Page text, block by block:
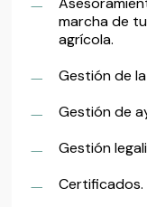
marcha de
agrícola.
Gestión de
Gestión de
Gestión
Certificados.